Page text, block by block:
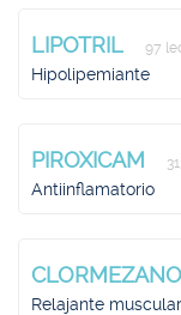
LIPOTRIL 97
Hipolipemiante
PIROXICAM
Antiinflamatorio
Relajante